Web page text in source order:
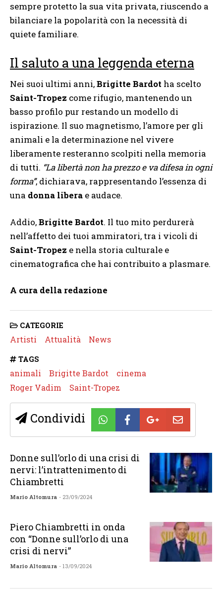
sempre protetto la sua vita privata, riuscendo a
bilanciare la popolarità con la necessità di
quiete familiare.
Il saluto a una leggenda eterna
Nei suoi ultimi anni,Brigitte Bardot ha scelto
Saint-Tropez come rifugio, mantenendo un
basso profilo pur restando un modello di
ispirazione. Il suo magnetismo, l’amore per gli
animali e la determinazione nel vivere
liberamente resteranno scolpiti nella memoria
di tutti. “La libertà non ha prezzo e va difesa in ogni
forma”, dichiarava, rappresentando l’essenza di
una donna libera e audace.
Addio,Brigitte Bardot. Il tuo mito perdurerà
nell’affetto dei tuoi ammiratori, tra i vicoli di
Saint-Tropez e nella storia culturale e
cinematografica che hai contribuito a plasmare.
A cura della redazione
CATEGORIE
Artisti Attualità News
TAGS
animali Brigitte Bardot
cinema
Roger Vadim
Saint-Tropez
Condividi
Donne sull’orlo di una crisi di
nervi: l’intrattenimento di
Chiambretti
Mario Altomura - 23/09/2024
Piero Chiambretti in onda
con “Donne sull’orlo di una
crisi di nervi”
Mario Altomura - 13/09/2024